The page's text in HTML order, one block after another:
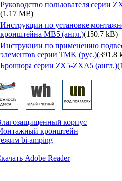
Руководство пользователя серии
(1.17 MB)
Инструкции по установке
кронштейна MB5 (англ.)(150.7 kB)
Инструкции по применению
элементов серии TMK (рус.)(391.8
Брошюра серии ZX5-ZXA5 (англ.)